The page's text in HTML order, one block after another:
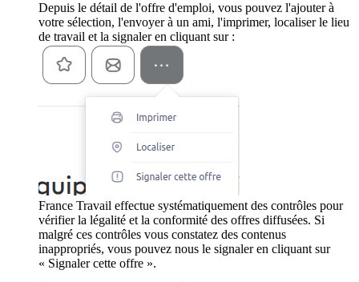
Depuis le détail de l'offre d'emploi, vous pouvez l'ajouter à
votre sélection, l'envoyer à un ami, l'imprimer, localiser le lieu
de travail et la signaler en cliquant sur :
France Travail effectue systématiquement des contrôles pour
vérifier la légalité et la conformité des offres diffusées. Si
malgré ces contrôles vous constatez des contenus
inappropriés, vous pouvez nous le signaler en cliquant sur
« Signaler cette offre ».